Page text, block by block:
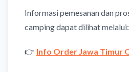
Informasi pemesanan dan
camping dapat dilihat melalui:
👉 Info Order Jawa Timur